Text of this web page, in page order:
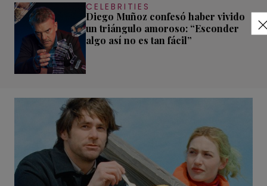
CELEBRITIES
Diego Muñoz confesó haber vivido
un triángulo amoroso: “Esconder
algo así no es tan fácil”